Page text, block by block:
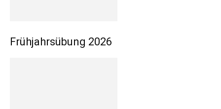
Frühjahrsübung 2026